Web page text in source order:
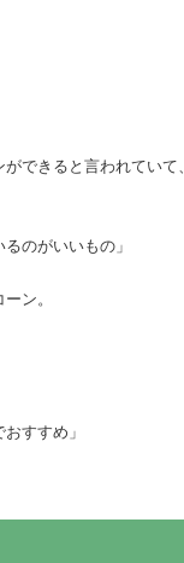
できると言われてい
のがいいもの」
ン。
すすめ」